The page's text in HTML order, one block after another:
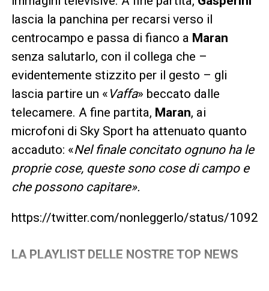
lascia la panchina per recarsi verso il
centrocampo e passa di fianco a Maran
senza salutarlo, con il collega che –
evidentemente stizzito per il gesto – gli
lascia partire un « Vaffa» beccato dalle
telecamere. A fine partita, Maran, ai
microfoni di Sky Sport ha attenuato quanto
accaduto: «Nel finale concitato ognuno ha le
proprie cose, queste sono cose di campo e
che possono capitare».
https://twitter.com/nonleggerlo/status/
LA PLAYLIST DELLE NOSTRE TOP NEWS